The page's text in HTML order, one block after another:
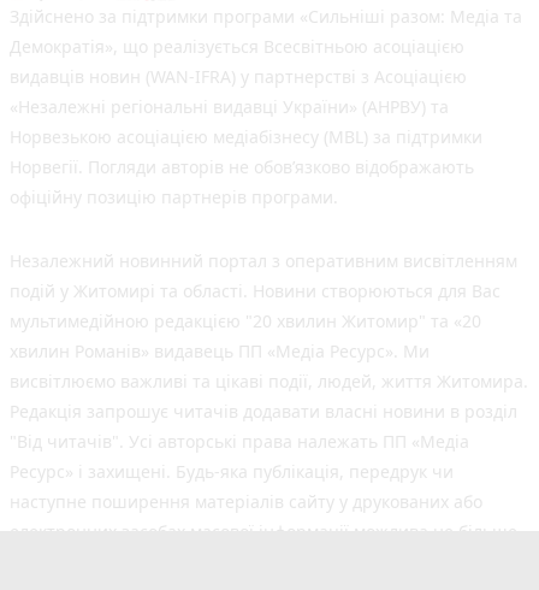
Здійснено за підтримки програми «Сильніші разом: Медіа та
Демократія», що реалізується Всесвітньою асоціацією
видавців новин (WAN-IFRA) у партнерстві з Асоціацією
«Незалежні регіональні видавці України» (АНРВУ) та
Норвезькою асоціацією медіабізнесу (MBL) за підтримки
Норвегії. Погляди авторів не обов’язково відображають
офіційну позицію партнерів програми.
Незалежний новинний портал з оперативним висвітленням
подій у Житомирі та області. Новини створюються для Вас
мультимедійною редакцією "20 хвилин Житомир" та «20
хвилин Романів» видавець ПП «Медіа Ресурс». Ми
висвітлюємо важливі та цікаві події, людей, життя Житомира.
Редакція запрошує читачів додавати власні новини в розділ
"Від читачів". Усі авторські права належать ПП «Медіа
Ресурс» і захищені. Будь-яка публiкацiя, передрук чи
наступне поширення матеріалів сайту у друкованих або
електронних засобах масової інформації можлива не більше